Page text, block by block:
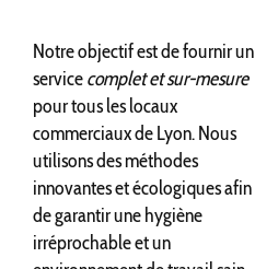
Notre objectif est de fournir un
servicecomplet et sur-mesure
pour tous les locaux
commerciaux de Lyon. Nous
utilisons des méthodes
innovantes et écologiques afin
de garantir une hygiène
irréprochable et un